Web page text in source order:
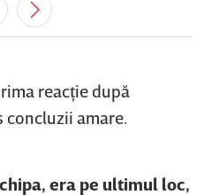
reacţie după
amare.
era pe ultimul loc,